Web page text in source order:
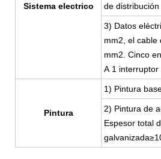
Sistema electrico
de
3) Datos
mm2, el cable
mm2. Cinco
A 1
Pintura
1) Pintura
2) Pintura de
Espesor total